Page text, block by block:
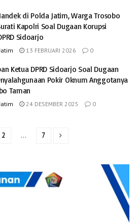
di Polda Jatim, Warga Trosobo
Kapolri Soal Dugaan Korupsi
Sidoarjo
13 FEBRUARI 2026 0
Ketua DPRD Sidoarjo Soal Dugaan
Pokir Oknum Anggotanya
Taman
24 DESEMBER 2025 0
2 … 7